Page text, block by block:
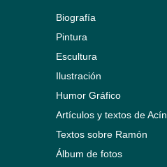
Biografía
Pintura
Escultura
Ilustración
Humor Gráfico
Artículos y textos de Acín
Textos sobre Ramón
Álbum de fotos